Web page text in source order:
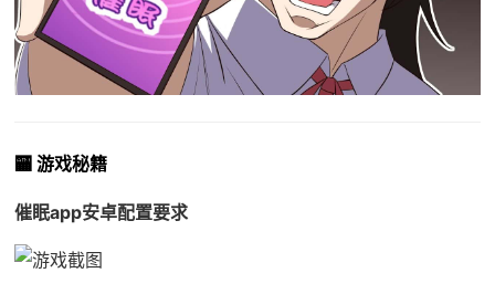
🏧 游戏秘籍
催眠app安卓配置要求